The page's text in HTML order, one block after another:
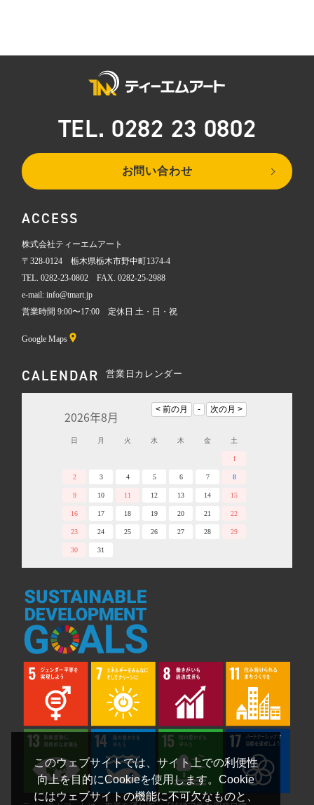
このウェブサイトでは、サイト上での利便性
向上を目的にCookieを使用します。Cookie
にはウェブサイトの機能に不可欠なものと、
TEL. 0282 23 0802
お問い合わせ
ACCESS
株式会社ティーエムアート
〒328-0124 栃木県栃木市野中町1374-4
TEL. 0282-23-0802 FAX. 0282-25-2988
e-mail: info@tmart.jp
営業時間 9:00〜17:00 定休日 土・日・祝
Google Maps
CALENDAR 営業日カレンダー
2026年8月
日 月 火 水 木 金 土
1
2 3 4 5 6 7 8
9 10 11 12 13 14 15
16 17 18 19 20 21 22
23 24 25 26 27 28 29
30 31